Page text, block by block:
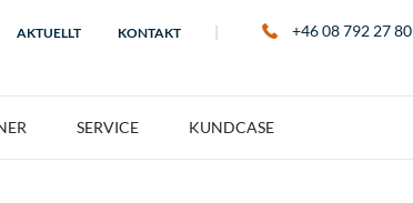
AKTUELLT KONTAKT +46 08 792 27 80
SERVICE KUNDCASE